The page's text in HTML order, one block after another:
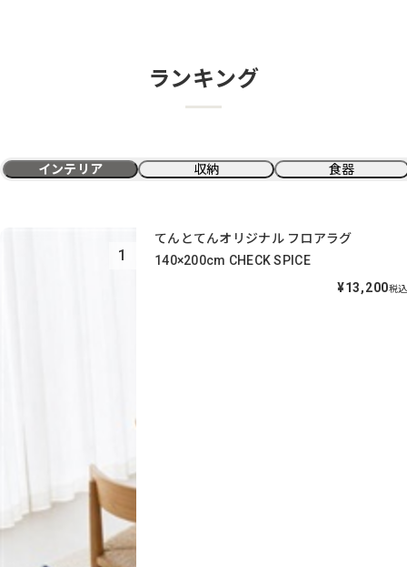
ランキング
インテリア 収納 食器
1
てんとてんオリジナル フロアラグ
140×200cm CHECK SPICE
¥13,200税込